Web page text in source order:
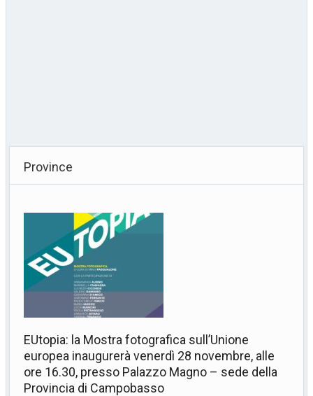
Province
EUtopia: la Mostra fotografica sull’Unione
europea inaugurerà venerdì 28 novembre, alle
ore 16.30, presso Palazzo Magno – sede della
Provincia di Campobasso